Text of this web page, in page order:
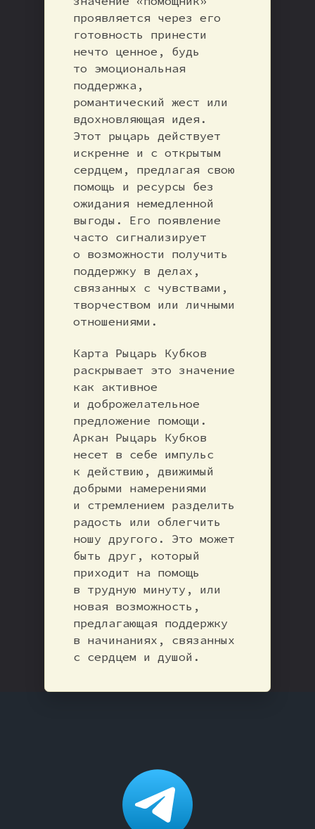
проявляется через его
готовность принести
нечто ценное, будь
то эмоциональная
поддержка,
романтический жест или
вдохновляющая идея.
Этот рыцарь действует
искренне и с открытым
сердцем, предлагая свою
помощь и ресурсы без
ожидания немедленной
выгоды. Его появление
часто сигнализирует
о возможности получить
поддержку в делах,
связанных с чувствами,
творчеством или личными
отношениями.
Карта Рыцарь Кубков
раскрывает это значение
как активное
и доброжелательное
предложение помощи.
Аркан Рыцарь Кубков
несет в себе импульс
к действию, движимый
добрыми намерениями
и стремлением разделить
радость или облегчить
ношу другого. Это может
быть друг, который
приходит на помощь
в трудную минуту, или
новая возможность,
предлагающая поддержку
в начинаниях, связанных
с сердцем и душой.